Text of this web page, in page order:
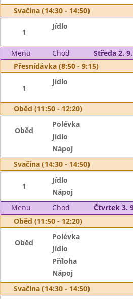
Svačina (14:30 - 14:50)
1
Jídlo
Menu Chod
Středa 2.
Přesnídávka (8:50 - 9:15)
1
Jídlo
Oběd (11:50 - 12:20)
Oběd
Polévka
Jídlo
Nápoj
Svačina (14:30 - 14:50)
1
Jídlo
Nápoj
Menu
Chod
Čtvrtek 3.
Oběd (11:50 - 12:20)
Oběd
Polévka
Jídlo
Příloha
Nápoj
Svačina (14:30 - 14:50)